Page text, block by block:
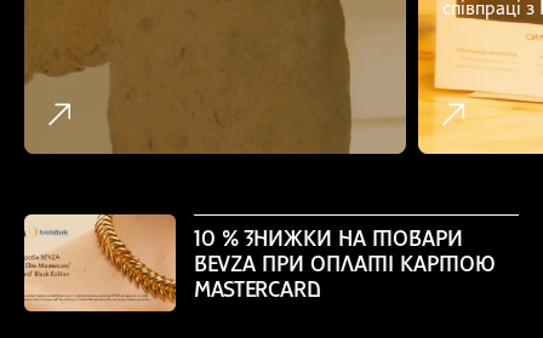
співпраці
10 % ЗНИЖКИ НА ТОВАРИ
BEVZA ПРИ ОПЛАТІ КАРТОЮ
MASTERCARD